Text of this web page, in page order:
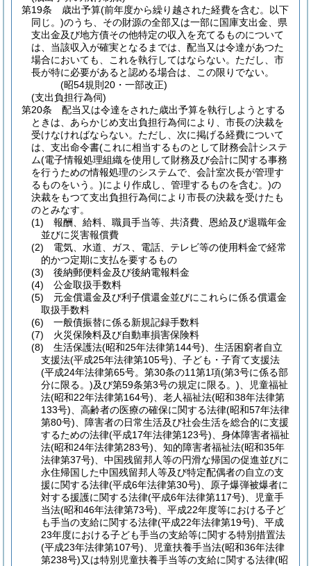
第19条
歳出予算(前年度から繰り越された経費を含む。以下
同じ。)のうち、その財源の全部又は一部に国庫支出金、県
支出金及び地方債その他特定の収入を充てるものについて
は、当該収入が確実となるまでは、配当又は令達があつた
場合においても、これを執行してはならない。 ただし、市
長が特に必要があると認める場合は、この限りでない。
(昭54規則20・一部改正)
(支出負担行為伺)
第20条
配当又は令達をされた歳出予算を執行しようとする
ときは、あらかじめ支出負担行為伺により、市長の決裁を
受けなければならない。 ただし、次に掲げる経費について
は、支出命令書(これに相当するものとして財務会計システ
ム(電子情報処理組織を使用して財務及び会計に関する事務
を行うための情報処理のシステムで、会計室次長が管理す
るものをいう。)により作成し、管理するものを含む。)の
決裁をもつて支出負担行為伺により市長の決裁を受けたも
のとみなす。
(1)
報酬、給料、職員手当等、共済費、恩給及び退職年金
並びに災害報償費
(2)
電気、水道、ガス、電話、テレビ等の使用料金で経常
的かつ定期に支払を要するもの
(3)
後納郵便料金及び後納電報料金
(4)
公金取扱手数料
(5)
元金償還金及び利子償還金並びにこれらに係る償還金
取扱手数料
(6)
一般債振替に係る新規記録手数料
(7)
火災保険料及び自動車損害保険料
(8)
生活保護法(昭和25年法律第144号) 、生活困窮者自立
支援法(平成25年法律第105号) 、子ども・子育て支援法
(平成24年法律第65号。第30条の11第1項(第3号に係る部
分に限る。)及び第59条第3号の規定に限る。) 、児童福祉
法(昭和22年法律第164号) 、老人福祉法(昭和38年法律第
133号) 、高齢者の医療の確保に関する法律(昭和57年法律
第80号) 、障害者の日常生活及び社会生活を総合的に支援
するための法律(平成17年法律第123号) 、身体障害者福祉
法(昭和24年法律第283号) 、知的障害者福祉法(昭和35年
法律第37号) 、中国残留邦人等の円滑な帰国の促進並びに
永住帰国した中国残留邦人等及び特定配偶者の自立の支
援に関する法律(平成6年法律第30号) 、原子爆弾被爆者に
対する援護に関する法律(平成6年法律第117号) 、児童手
当法(昭和46年法律第73号) 、平成22年度等における子ど
も手当の支給に関する法律(平成22年法律第19号) 、平成
23年度における子ども手当の支給等に関する特別措置法
(平成23年法律第107号) 、児童扶養手当法(昭和36年法律
第238号)又は特別児童扶養手当等の支給に関する法律(昭